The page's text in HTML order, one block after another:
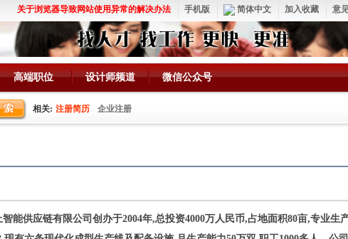
意
加入收藏
简体中文
手机版
关于浏览器导致网站使用异常的解决办法
高端职位 设计师频道 微信公众号
相关: 注册简历 企业注册
能供应链有限公司创办于2004年,总投资4000万人民币,占地面积80亩,专业生